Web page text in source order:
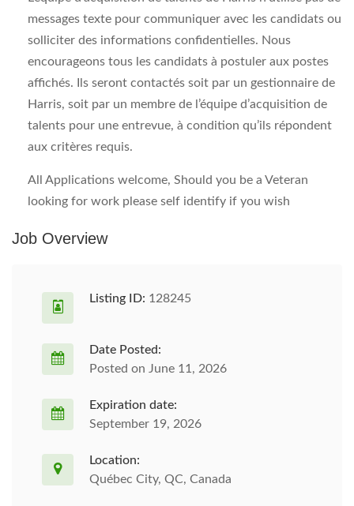
messages texte pour communiquer avec les candidats ou
solliciter des informations confidentielles. Nous
encourageons tous les candidats à postuler aux postes
affichés. Ils seront contactés soit par un gestionnaire de
Harris, soit par un membre de l’équipe d’acquisition de
talents pour une entrevue, à condition qu’ils répondent
aux critères requis.
All Applications welcome, Should you be a Veteran
looking for work please self identify if you wish
Job Overview
Listing ID: 128245
Date Posted:
Posted on June 11, 2026
Expiration date:
September 19, 2026
Location:
Québec City, QC, Canada